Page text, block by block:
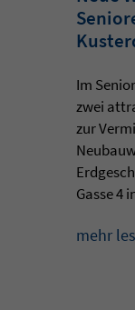
Im
zwei
zur
Gasse 4
mehr